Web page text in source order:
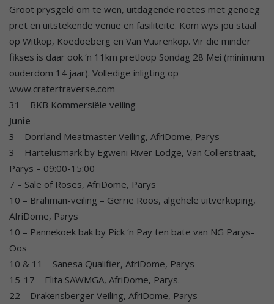
Groot prysgeld om te wen, uitdagende roetes met genoeg
pret en uitstekende venue en fasiliteite. Kom wys jou staal
op Witkop, Koedoeberg en Van Vuurenkop. Vir die minder
fikses is daar ook ‘n 11km pretloop Sondag 28 Mei (minimum
ouderdom 14 jaar). Volledige inligting op
www.cratertraverse.com
31 – BKB Kommersiële veiling
Junie
3 – Dorrland Meatmaster Veiling, AfriDome, Parys
3 – Hartelusmark by Egweni River Lodge, Van Collerstraat,
Parys – 09:00-15:00
7 – Sale of Roses, AfriDome, Parys
10 – Brahman-veiling – Gerrie Roos, algehele uitverkoping,
AfriDome, Parys
10 – Pannekoek bak by Pick ‘n Pay ten bate van NG Parys-
Oos
10 & 11 – Sanesa Qualifier, AfriDome, Parys
15-17 – Elita SAWMGA, AfriDome, Parys.
22 – Drakensberger Veiling, AfriDome, Parys